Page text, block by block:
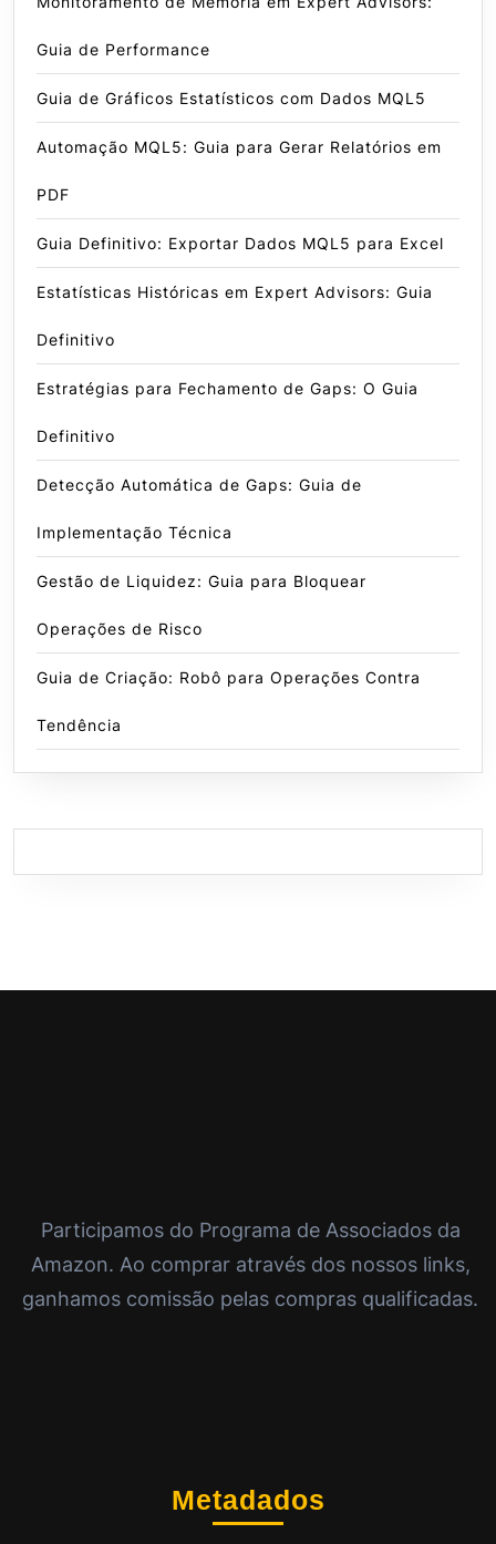
Guia de Performance
Guia de Gráficos Estatísticos com Dados MQL5
Automação MQL5: Guia para Gerar Relatórios em
PDF
Guia Definitivo: Exportar Dados MQL5 para Excel
Estatísticas Históricas em Expert Advisors: Guia
Definitivo
Estratégias para Fechamento de Gaps: O Guia
Definitivo
Detecção Automática de Gaps: Guia de
Implementação Técnica
Gestão de Liquidez: Guia para Bloquear
Operações de Risco
Guia de Criação: Robô para Operações Contra
Tendência
Participamos do Programa de Associados da
Amazon. Ao comprar através dos nossos links,
ganhamos comissão pelas compras qualificadas.
Metadados